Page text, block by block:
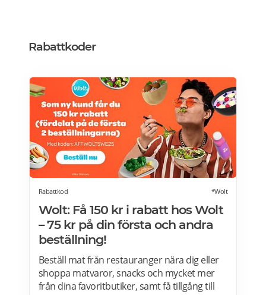
Rabattkoder
Rabattkod *Wolt
Wolt: Få 150 kr i rabatt hos Wolt
– 75 kr på din första och andra
beställning!
Beställ mat från restauranger nära dig eller
shoppa matvaror, snacks och mycket mer
från dina favoritbutiker, samt få tillgång till